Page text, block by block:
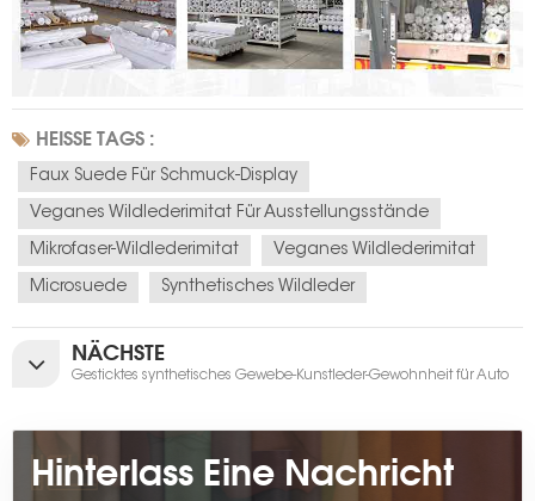
HEISSE TAGS :
Faux Suede Für Schmuck-Display
Veganes Wildlederimitat Für Ausstellungsstände
Mikrofaser-Wildlederimitat Veganes Wildlederimitat
Microsuede Synthetisches Wildleder
NÄCHSTE
Gesticktes synthetisches Gewebe-Kunstleder-Gewohnheit für Auto
Hinterlass Eine Nachricht